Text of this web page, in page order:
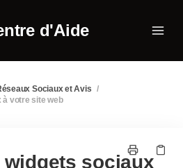
d'Aide
Sociaux et Avis
/
votre site web
sociaux